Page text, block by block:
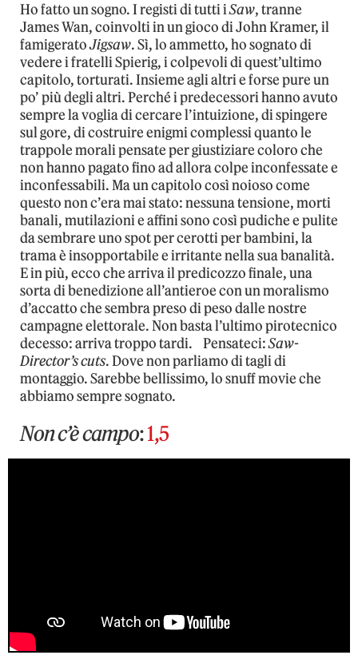
Ho fatto un sogno. I registi di tutti iSaw, tranne
James Wan, coinvolti in un gioco di John Kramer, il
famigeratoJigsaw. Sì, lo ammetto, ho sognato di
vedere i fratelli Spierig, i colpevoli di quest’ultimo
capitolo, torturati. Insieme agli altri e forse pure un
po’ più degli altri. Perché i predecessori hanno avuto
sempre la voglia di cercare l’intuizione, di spingere
sul gore, di costruire enigmi complessi quanto le
trappole morali pensate per giustiziare coloro che
non hanno pagato fino ad allora colpe inconfessate e
inconfessabili. Ma un capitolo così noioso come
questo non c’era mai stato: nessuna tensione, morti
banali, mutilazioni e affini sono così pudiche e pulite
da sembrare uno spot per cerotti per bambini, la
trama è insopportabile e irritante nella sua banalità.
E in più, ecco che arriva il predicozzo finale, una
sorta di benedizione all’antieroe con un moralismo
d’accatto che sembra preso di peso dalle nostre
campagne elettorale. Non basta l’ultimo pirotecnico
decesso: arriva troppo tardi. Pensateci:Saw-
Director’s cuts. Dove non parliamo di tagli di
montaggio. Sarebbe bellissimo, lo snuff movie che
abbiamo sempre sognato.
Non c’è campo:1,5